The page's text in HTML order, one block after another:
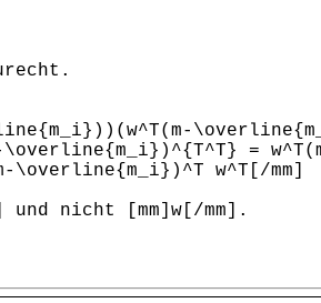
=
w^T[/mm]
nicht [mm]w[/mm].